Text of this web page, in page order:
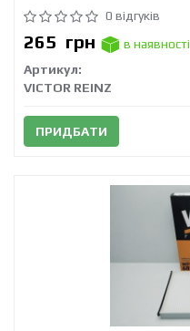
0 відгуків
265 грн
в наявності
Артикул:
VICTOR REINZ
ПРИДБАТИ